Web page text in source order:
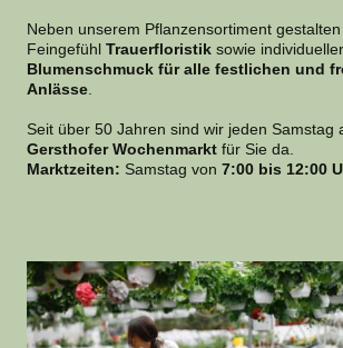
Neben unserem Pflanzensortiment
Feingefühl Trauerfloristik sowie
Blumenschmuck für alle festlichen und
Anlässe.
Seit über 50 Jahren sind wir jeden Samstag
Gersthofer Wochenmarkt für Sie da.
Marktzeiten: Samstag von 7:00 bis 12:00